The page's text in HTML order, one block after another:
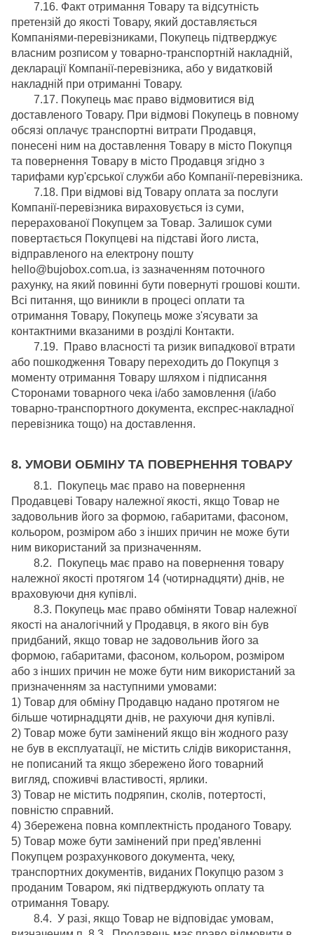
7.16. Факт отримання Товару та відсутність
претензій до якості Товару, який доставляється
Компаніями-перевізниками, Покупець підтверджує
власним розписом у товарно-транспортній накладній,
декларації Компанії-перевізника, або у видатковій
накладній при отриманні Товару.
7.17. Покупець має право відмовитися від
доставленого Товару. При відмові Покупець в повному
обсязі оплачує транспортні витрати Продавця,
понесені ним на доставлення Товару в місто Покупця
та повернення Товару в місто Продавця згідно з
тарифами кур'єрської служби або Компанії-перевізника.
7.18. При відмові від Товару оплата за послуги
Компанії-перевізника вираховується із суми,
перерахованої Покупцем за Товар. Залишок суми
повертається Покупцеві на підставі його листа,
відправленого на електрону пошту
hello@bujobox.com.ua, із зазначенням поточного
рахунку, на який повинні бути повернуті грошові кошти.
Всі питання, що виникли в процесі оплати та
отримання Товару, Покупець може з'ясувати за
контактними вказаними в розділі Контакти.
7.19. Право власності та ризик випадкової втрати
або пошкодження Товару переходить до Покупця з
моменту отримання Товару шляхом і підписання
Сторонами товарного чека і/або замовлення (і/або
товарно-транспортного документа, експрес-накладної
перевізника тощо) на доставлення.
8. УМОВИ ОБМІНУ ТА ПОВЕРНЕННЯ ТОВАРУ
8.1. Покупець має право на повернення
Продавцеві Товару належної якості, якщо Товар не
задовольнив його за формою, габаритами, фасоном,
кольором, розміром або з інших причин не може бути
ним використаний за призначенням.
8.2. Покупець має право на повернення товару
належної якості протягом 14 (чотирнадцяти) днів, не
враховуючи дня купівлі.
8.3. Покупець має право обміняти Товар належної
якості на аналогічний у Продавця, в якого він був
придбаний, якщо товар не задовольнив його за
формою, габаритами, фасоном, кольором, розміром
або з інших причин не може бути ним використаний за
призначенням за наступними умовами:
1) Товар для обміну Продавцю надано протягом не
більше чотирнадцяти днів, не рахуючи дня купівлі.
2) Товар може бути замінений якщо він жодного разу
не був в експлуатації, не містить слідів використання,
не пописаний та якщо збережено його товарний
вигляд, споживчі властивості, ярлики.
3) Товар не містить подряпин, сколів, потертості,
повністю справний.
4) Збережена повна комплектність проданого Товару.
5) Товар може бути замінений при пред’явленні
Покупцем розрахункового документа, чеку,
транспортних документів, виданих Покупцю разом з
проданим Товаром, які підтверджують оплату та
отримання Товару.
8.4. У разі, якщо Товар не відповідає умовам,